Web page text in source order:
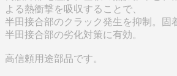
よる熱衝撃を吸収することで、
半田接合部のクラック発生を抑制。
半田接合部の劣化対策に有効。
高信頼用途部品です。